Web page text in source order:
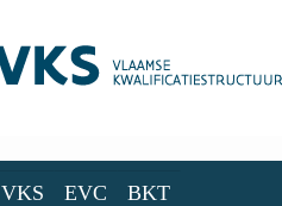
VKS EVC BKT